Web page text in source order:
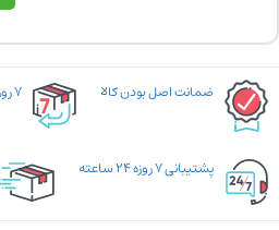
ضمانت اصل بودن کالا ۷ روز ضمانت بازگشت
پشتیبانی ۷ روزه ۲۴ ساعته